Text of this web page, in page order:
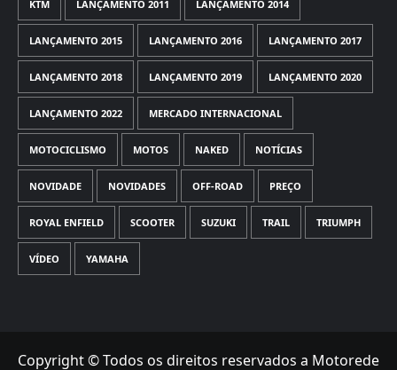
KTM LANÇAMENTO 2011 LANÇAMENTO 2014
LANÇAMENTO 2015 LANÇAMENTO 2016 LANÇAMENTO 2017
LANÇAMENTO 2018 LANÇAMENTO 2019 LANÇAMENTO 2020
LANÇAMENTO 2022 MERCADO INTERNACIONAL
MOTOCICLISMO MOTOS NAKED NOTÍCIAS
NOVIDADE NOVIDADES OFF-ROAD PREÇO
ROYAL ENFIELD SCOOTER SUZUKI TRAIL TRIUMPH
VÍDEO YAMAHA
Copyright © Todos os direitos reservados a Motorede